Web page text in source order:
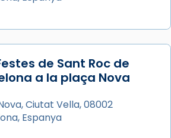
de Barcelona
de juliol, ha tingut lloc la
gràcies en agraïment al
de la visita apostòlica
XIV a Barcelona, i als
a la Catedral de Barcelona.
Barcelona, el cardenal Joan
de Sant Roc de
a la plaça Nova
Ciutat Vella, 08002
Espanya